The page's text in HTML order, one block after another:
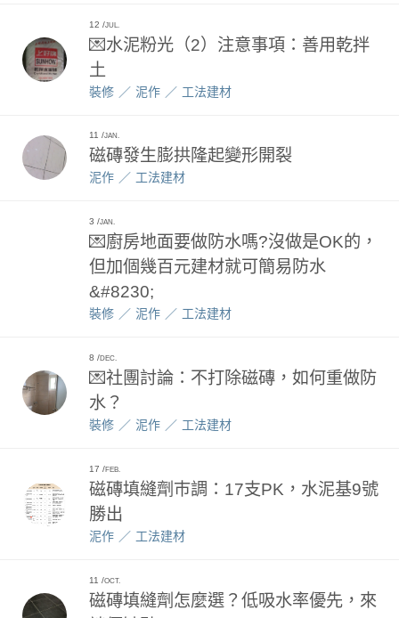
12 JUL.
💌水泥粉光（2）注意事項：善用乾拌
土
裝修 泥作 工法建材
11 JAN.
磁磚發生膨拱隆起變形開裂
泥作 工法建材
3 JAN.
💌廚房地面要做防水嗎?沒做是OK的，
但加個幾百元建材就可簡易防水
&#8230;
裝修 泥作 工法建材
8 DEC.
💌社團討論：不打除磁磚，如何重做防
水？
裝修 泥作 工法建材
17 FEB.
磁磚填縫劑巿調：17支PK，水泥基9號
勝出
泥作 工法建材
11 OCT.
磁磚填縫劑怎麼選？低吸水率優先，來